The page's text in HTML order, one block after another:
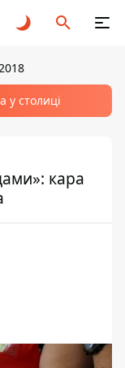
у столиці
кара